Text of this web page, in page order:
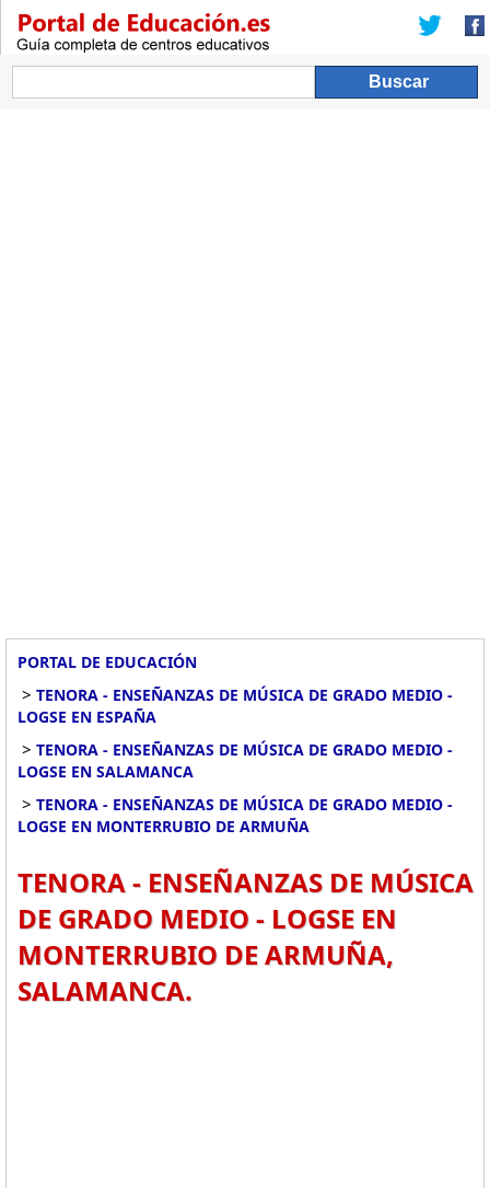
PORTAL DE EDUCACIÓN
> TENORA - ENSEÑANZAS DE MÚSICA DE GRADO MEDIO -
LOGSE EN ESPAÑA
> TENORA - ENSEÑANZAS DE MÚSICA DE GRADO MEDIO -
LOGSE EN SALAMANCA
> TENORA - ENSEÑANZAS DE MÚSICA DE GRADO MEDIO -
LOGSE EN MONTERRUBIO DE ARMUÑA
TENORA - ENSEÑANZAS DE MÚSICA
DE GRADO MEDIO - LOGSE EN
MONTERRUBIO DE ARMUÑA,
SALAMANCA.